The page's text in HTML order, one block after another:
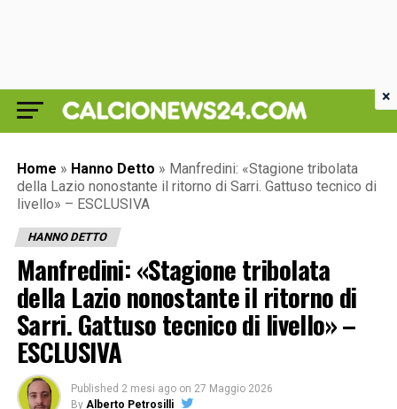
Home » Hanno Detto » Manfredini: «Stagione tribolata
della Lazio nonostante il ritorno di Sarri. Gattuso tecnico di
livello» – ESCLUSIVA
HANNO DETTO
Manfredini: «Stagione tribolata
della Lazio nonostante il ritorno di
Sarri. Gattuso tecnico di livello» –
ESCLUSIVA
Published 2 mesi ago on 27 Maggio 2026
By Alberto Petrosilli
×